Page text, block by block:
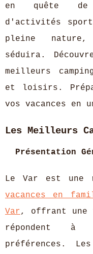
en quête de
d'activités
pleine
séduira.
meilleurs
et loisirs.
vos vacances en
Les Meilleurs
Présentation
Le Var est une
vacances en
Var, offrant une
répondent à
préférences.